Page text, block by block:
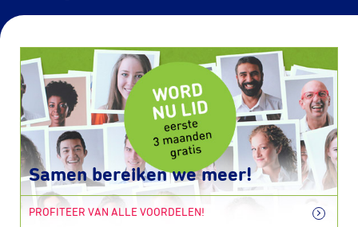
Samen bereiken we meer!
PROFITEER VAN ALLE VOORDELEN!